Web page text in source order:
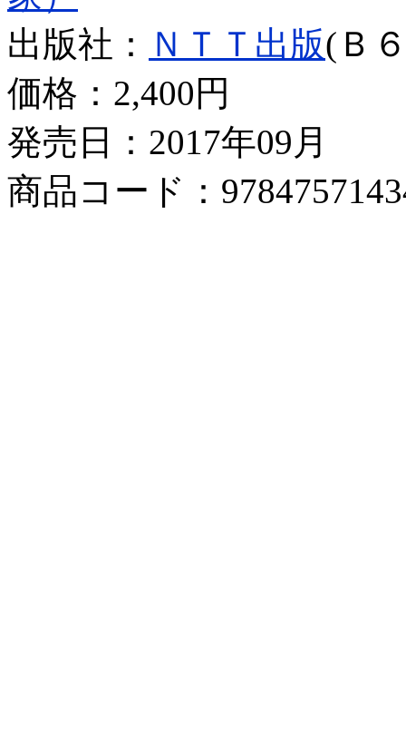
出版社：
ＮＴＴ出版(Ｂ
価格： 2,400円
発売日：2017年09月
商品コード：